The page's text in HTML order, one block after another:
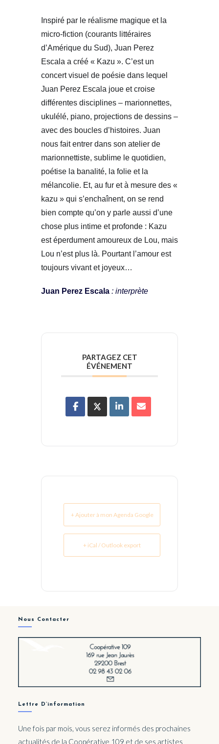
Inspiré par le réalisme magique et la
micro-fiction (courants littéraires
d’Amérique du Sud), Juan Perez
Escala a créé « Kazu ». C’est un
concert visuel de poésie dans lequel
Juan Perez Escala joue et croise
différentes disciplines – marionnettes,
ukulélé, piano, projections de dessins –
avec des boucles d’histoires. Juan
nous fait entrer dans son atelier de
marionnettiste, sublime le quotidien,
poétise la banalité, la folie et la
mélancolie. Et, au fur et à mesure des «
kazu » qui s’enchaînent, on se rend
bien compte qu’on y parle aussi d’une
chose plus intime et profonde : Kazu
est éperdument amoureux de Lou, mais
Lou n’est plus là. Pourtant l’amour est
toujours vivant et joyeux…
Juan Perez Escala : interprète
PARTAGEZ CET
ÉVÉNEMENT
+ Ajouter à mon Agenda Google
+ iCal / Outlook export
Nous Contacter
Lettre D’information
Une fois par mois, vous serez informés des prochaines
actualités de la Coopérative 109 et de ses artistes